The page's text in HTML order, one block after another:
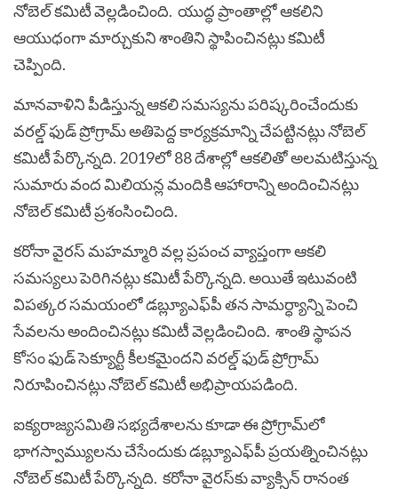
నోబెల్ క‌మిటీ వెల్ల‌డించింది. యుద్ధ ప్రాంతాల్లో ఆక‌లిని
ఆయుధంగా మార్చుకుని శాంతిని స్థాపించిన‌ట్లు క‌మిటీ
చెప్పింది.
మాన‌వాళిని పీడిస్తున్న ఆక‌లి స‌మ‌స్య‌ను ప‌రిష్క‌రించేందుకు
వ‌ర‌ల్డ్ ఫుడ్ ప్రోగ్రామ్ అతిపెద్ద కార్య‌క్ర‌మాన్ని చేప‌ట్టిన‌ట్లు నోబెల్
క‌మిటీ పేర్కొన్న‌ది. 2019లో 88 దేశాల్లో ఆక‌లితో అల‌మ‌టిస్తున్న
సుమారు వంద మిలియ‌న్ల మందికి ఆహారాన్ని అందించిన‌ట్లు
నోబెల్ క‌మిటీ ప్ర‌శంసించింది.
క‌రోనా వైర‌స్ మ‌హ‌మ్మారి వ‌ల్ల ప్ర‌పంచ వ్యాప్తంగా ఆక‌లి
స‌మ‌స్య‌లు పెరిగిన‌ట్లు క‌మిటీ పేర్కొన్న‌ది. అయితే ఇటువంటి
విప‌త్క‌ర స‌మ‌యంలో డ‌బ్ల్యూఎఫ్‌పీ త‌న సామర్ధ్యాన్ని పెంచి
సేవ‌ల‌ను అందించిన‌ట్లు క‌మిటీ వెల్ల‌డించింది. శాంతి స్థాప‌న
కోసం ఫుడ్ సెక్యూర్టీ కీల‌క‌మైంద‌ని వ‌ర‌ల్డ్ ఫుడ్ ప్రోగ్రామ్
నిరూపించిన‌ట్లు నోబెల్ క‌మిటీ అభిప్రాయ‌ప‌డింది.
ఐక్య‌రాజ్య‌స‌మితి స‌భ్య‌దేశాల‌ను కూడా ఈ ప్రోగ్రామ్‌లో
భాగ‌స్వామ్యుల‌ను చేసేందుకు డ‌బ్ల్యూఎఫ్‌పీ ప్ర‌య‌త్నించిన‌ట్లు
నోబెల్ క‌మిటీ పేర్కొన్న‌ది. క‌రోనా వైర‌స్‌కు వ్యాక్సిన్ రానంత